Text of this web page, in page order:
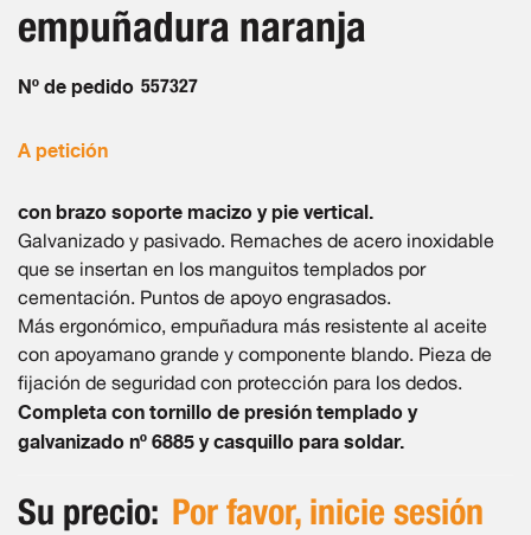
de
imágenes
empuñadura naranja
Nº de pedido 557327
A petición
con brazo soporte macizo y pie vertical.
Galvanizado y pasivado. Remaches de acero inoxidable
que se insertan en los manguitos templados por
cementación. Puntos de apoyo engrasados.
Más ergonómico, empuñadura más resistente al aceite
con apoyamano grande y componente blando. Pieza de
fijación de seguridad con protección para los dedos.
Completa con tornillo de presión templado y
galvanizado nº 6885 y casquillo para soldar.
Su precio: Por favor, inicie sesión